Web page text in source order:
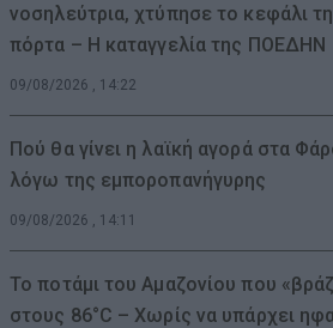
νοσηλεύτρια, χτύπησε το κεφάλι
πόρτα – Η καταγγελία της ΠΟΕΔΗΝ
09/08/2026 , 14:22
Πού θα γίνει η λαϊκή αγορά στα
λόγω της εμποροπανήγυρης
09/08/2026 , 14:11
Το ποτάμι του Αμαζονίου που
στους 86°C – Χωρίς να υπάρχει